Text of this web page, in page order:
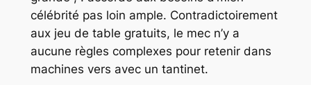
célébrité pas loin ample. Contradictoirement
aux jeu de table gratuits, le mec n’y a
aucune règles complexes pour retenir dans
machines vers avec un tantinet.